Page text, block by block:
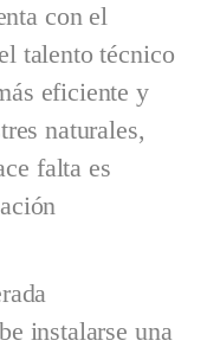
con el
talento técnico
eficiente y
naturales,
falta es
instalarse una